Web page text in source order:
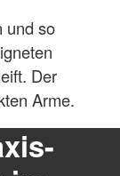
und so
Der
Arme.